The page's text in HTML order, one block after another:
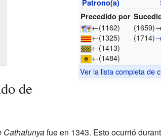
Patrono(a)
Precedido por
←(1162)
←(1325)
←(1413)
←(1484)
(1659)
(1714)
Ver la lista completa de
de
Cathalunyafue en 1343. Esto ocurrió